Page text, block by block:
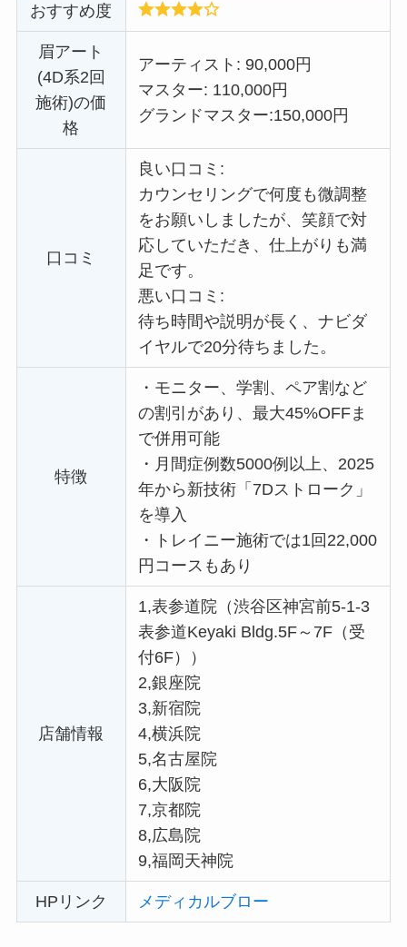
おすすめ度
眉アート
(4D系2回
施術)の価
格
アーティスト: 90,000円
マスター: 110,000円
グランドマスター:150,000円
口コミ
良い口コミ:
カウンセリングで何度も微調整
をお願いしましたが、笑顔で対
応していただき、仕上がりも満
足です。
悪い口コミ:
待ち時間や説明が長く、ナビダ
イヤルで20分待ちました。
特徴
・ モニター、学割、ペア割など
の割引があり、最大45%OFFま
で併用可能
・ 月間症例数5000例以上、2025
年から新技術「7Dストローク」
を導入
・
トレイニー施術では1回22,000
円コースもあり
店舗情報
1,表参道院（渋谷区神宮前5-1-3
表参道Keyaki Bldg.5F～7F（受
付6F））
2,銀座院
3,新宿院
4,横浜院
5,名古屋院
6,大阪院
7,京都院
8,広島院
9,福岡天神院
HPリンク メディカルブロー